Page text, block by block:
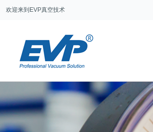
欢迎来到EVP真空技术